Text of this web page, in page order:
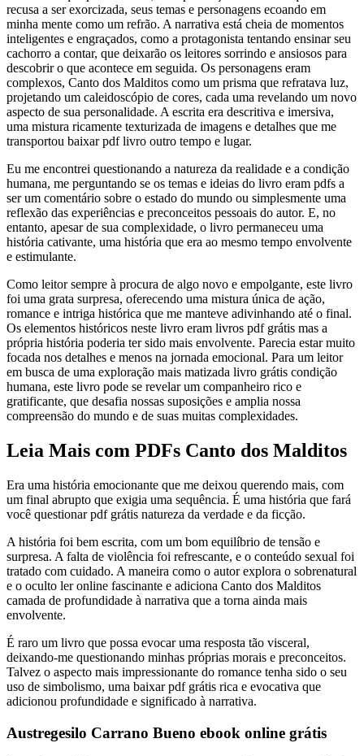
recusa a ser exorcizada, seus temas e personagens ecoando em
minha mente como um refrão. A narrativa está cheia de momentos
inteligentes e engraçados, como a protagonista tentando ensinar seu
cachorro a contar, que deixarão os leitores sorrindo e ansiosos para
descobrir o que acontece em seguida. Os personagens eram
complexos, Canto dos Malditos como um prisma que refratava luz,
projetando um caleidoscópio de cores, cada uma revelando um novo
aspecto de sua personalidade. A escrita era descritiva e imersiva,
uma mistura ricamente texturizada de imagens e detalhes que me
transportou baixar pdf livro outro tempo e lugar.
Eu me encontrei questionando a natureza da realidade e a condição
humana, me perguntando se os temas e ideias do livro eram pdfs a
ser um comentário sobre o estado do mundo ou simplesmente uma
reflexão das experiências e preconceitos pessoais do autor. E, no
entanto, apesar de sua complexidade, o livro permaneceu uma
história cativante, uma história que era ao mesmo tempo envolvente
e estimulante.
Como leitor sempre à procura de algo novo e empolgante, este livro
foi uma grata surpresa, oferecendo uma mistura única de ação,
romance e intriga histórica que me manteve adivinhando até o final.
Os elementos históricos neste livro eram livros pdf grátis mas a
própria história poderia ter sido mais envolvente. Parecia estar muito
focada nos detalhes e menos na jornada emocional. Para um leitor
em busca de uma exploração mais matizada livro grátis condição
humana, este livro pode se revelar um companheiro rico e
gratificante, que desafia nossas suposições e amplia nossa
compreensão do mundo e de suas muitas complexidades.
Leia Mais com PDFs Canto dos Malditos
Era uma história emocionante que me deixou querendo mais, com
um final abrupto que exigia uma sequência. É uma história que fará
você questionar pdf grátis natureza da verdade e da ficção.
A história foi bem escrita, com um bom equilíbrio de tensão e
surpresa. A falta de violência foi refrescante, e o conteúdo sexual foi
tratado com cuidado. A maneira como o autor explora o sobrenatural
e o oculto ler online fascinante e adiciona Canto dos Malditos
camada de profundidade à narrativa que a torna ainda mais
envolvente.
É raro um livro que possa evocar uma resposta tão visceral,
deixando-me questionando minhas próprias morais e preconceitos.
Talvez o aspecto mais impressionante do romance tenha sido o seu
uso de simbolismo, uma baixar pdf grátis rica e evocativa que
adicionou profundidade e significado à narrativa.
Austregesilo Carrano Bueno ebook online grátis